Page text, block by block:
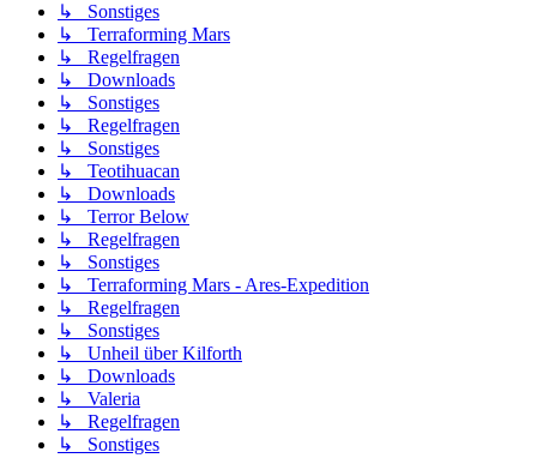
↳ Sonstiges
↳ Terraforming Mars
↳ Regelfragen
↳ Downloads
↳ Sonstiges
↳ Regelfragen
↳ Sonstiges
↳ Teotihuacan
↳ Downloads
↳ Terror Below
↳ Regelfragen
↳ Sonstiges
↳ Terraforming Mars - Ares-Expedition
↳ Regelfragen
↳ Sonstiges
↳ Unheil über Kilforth
↳ Downloads
↳ Valeria
↳ Regelfragen
↳ Sonstiges